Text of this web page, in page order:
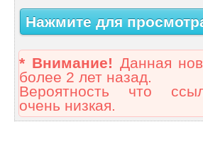
Нажмите для
* Внимание! Данная
более 2 лет назад.
Вероятность что
очень низкая.